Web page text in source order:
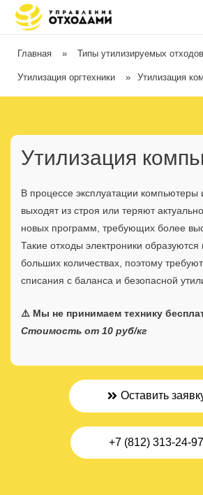
Главная » Типы утилизируемых отходов
Утилизация оргтехники » Утилизация
Утилизация
В процессе эксплуатации компьютеры
выходят из строя или теряют
новых программ, требующих более
Такие отходы электроники
больших количествах, поэтому
списания с баланса и безопасной
⚠️ Мы не принимаем технику
Стоимость от 10 руб/кг
Оставить
+7 (812) 313-24-97